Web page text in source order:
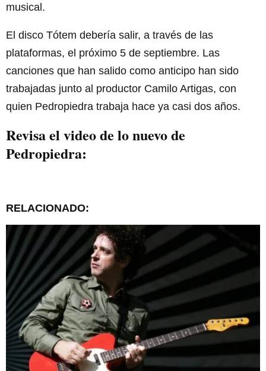
musical.
El disco Tótem debería salir, a través de las
plataformas, el próximo 5 de septiembre. Las
canciones que han salido como anticipo han sido
trabajadas junto al productor Camilo Artigas, con
quien Pedropiedra trabaja hace ya casi dos años.
Revisa el video de lo nuevo de
Pedropiedra:
RELACIONADO: